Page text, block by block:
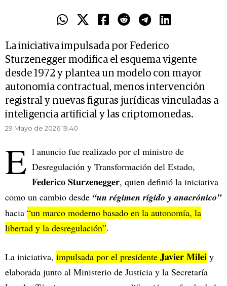
La iniciativa impulsada por Federico
Sturzenegger modifica el esquema vigente
desde 1972 y plantea un modelo con mayor
autonomía contractual, menos intervención
registral y nuevas figuras jurídicas vinculadas a
inteligencia artificial y las criptomonedas.
29 Mayo de 2026 19.40
E l anuncio fue realizado por el ministro de
Desregulación y Transformación del Estado,
Federico Sturzenegger, quien definió la iniciativa
como un cambio desde “un régimen rígido y anacrónico”
hacia “un marco moderno basado en la autonomía, la
libertad y la desregulación”.
La iniciativa, impulsada por el presidente Javier Milei y
elaborada junto al Ministerio de Justicia y la Secretaría